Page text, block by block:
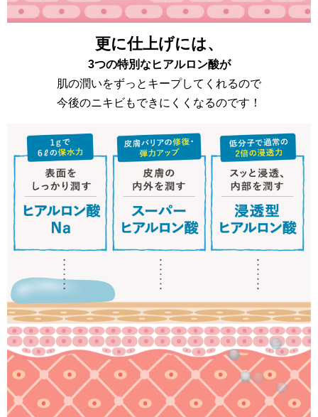
更に仕上げには、
3つの特別なヒアルロン酸が
肌の潤いをずっとキープしてくれるので
今後のニキビもできにくくなるのです！